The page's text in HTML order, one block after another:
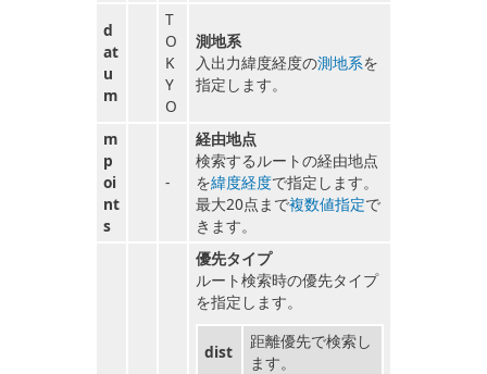
d
at
u
m
T
O
K
Y
O
測地系
入出力緯度経度の測地系を
指定します。
m
p
oi
nt
s
-
経由地点
検索するルートの経由地点
を緯度経度で指定します。
最大20点まで複数値指定で
きます。
優先タイプ
ルート検索時の優先タイプ
を指定します。
dist
距離優先で検索し
ます。